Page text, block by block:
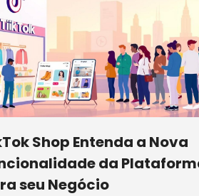
Shop Entenda a Nova
da
seu Negócio